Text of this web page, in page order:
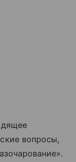
вопросы,